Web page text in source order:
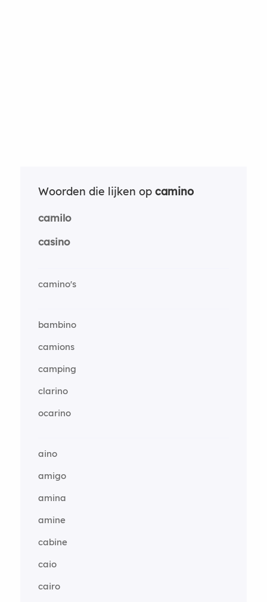
Woorden die lijken op camino
camilo
casino
camino's
bambino
camions
camping
clarino
ocarino
aino
amigo
amina
amine
cabine
caio
cairo